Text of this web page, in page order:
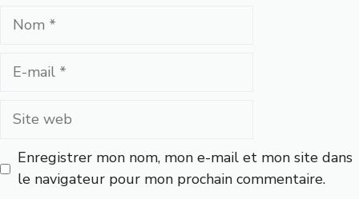
Nom
Site
Enregistrer mon nom, mon e-mail et mon site dans
le navigateur pour mon prochain commentaire.